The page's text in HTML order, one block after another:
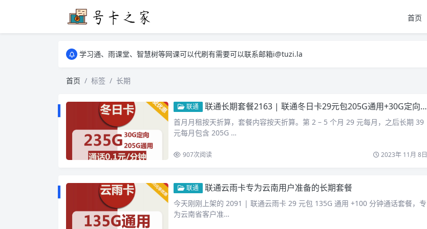
首页
学习通、雨课堂、智慧树等网课可以代刷有需要可以联系邮箱i@tuzi.la
学习通、雨课堂、智慧树等网课可以代刷有需要可以联系邮箱i@tuzi.la
首页
标签 长期
联通 联通长期套餐2163 | 联通冬日卡29元包205G通用+30G定向+通话0.1元/分钟联通长期套餐
首月月租按天折算，套餐内容按天折算。第 2 – 5 个月 29 元每月，之后长期 39
元每月包含 205G …
907次阅读 2023年 11月 8日
联通 联通云雨卡专为云南用户准备的长期套餐
今天刚刚上架的 2091 | 联通云雨卡 29 元包 135G 通用 +100 分钟通话套餐，专
为云南省客户准…